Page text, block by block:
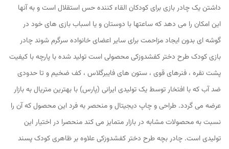
داشتن یک چادر بازی برای کودکان القاء کننده حس استقلال است و به آنها
این امکان را می دهد که ساعتها با دوستان و یا اسباب بازی های خود در
گوشه ای بدون ایجاد مزاحمت برای سایر اعضای خانواده سرگرم شوند چادر
بازی کودک طرح دختر کفشدوزکی محصولی است تولید شده با پارچه با کیفیت
پشت نقره ، فنرهای قوی ، ستون های فایبرگلاس ، کف ضخیم و تا حدودی
ضد آب که با افتخار توسط یک تولیدی ایرانی (پارس) با بهترین متریال به بازار
عرضه می گردد. طراحی و چاپ دیجیتال و منحصر به فرد این محصول که آن را
نسبت به محصولات مشابه در بازار متمایز می کند منحصرا در اختیار این
تولیدی است. چادر بچه طرح دختر کفشدوزکی علاوه بر ظاهری کودک پسند